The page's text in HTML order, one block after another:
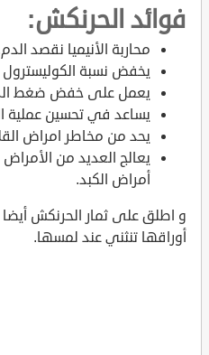
فوائد الحرنكش:
محاربة الأنيميا نقصد
يخفض نسبة
يعمل على خفض ضغط
يساعد في تحسين عملية
يحد من مخاطر امراض
يعالج العديد من
أمراض الكبد.
و اطلق على ثمار الحرنكش
أوراقها تنثني عند لمسها.